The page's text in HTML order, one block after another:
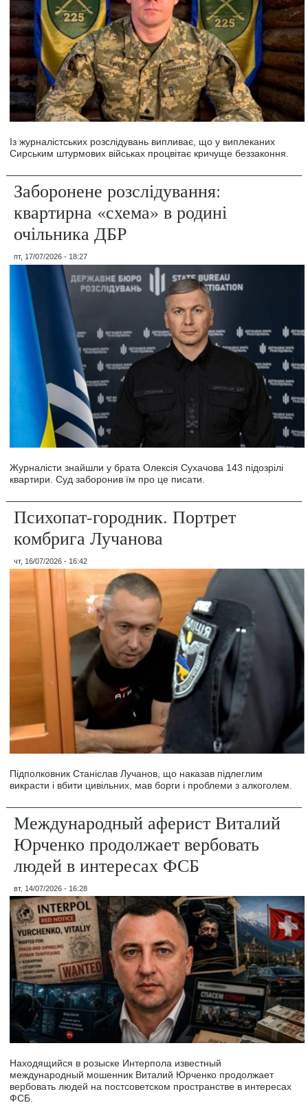
Із журналістських розслідувань випливає, що у виплеканих
Сирським штурмових військах процвітає кричуще беззаконня.
Заборонене розслідування:
квартирна «схема» в родині
очільника ДБР
пт, 17/07/2026 - 18:27
Журналісти знайшли у брата Олексія Сухачова 143 підозрілі
квартири. Суд заборонив їм про це писати.
Психопат-городник. Портрет
комбрига Лучанова
чт, 16/07/2026 - 16:42
Підполковник Станіслав Лучанов, що наказав підлеглим
викрасти і вбити цивільних, мав борги і проблеми з алкоголем.
Международный аферист Виталий
Юрченко продолжает вербовать
людей в интересах ФСБ
вт, 14/07/2026 - 16:28
Находящийся в розыске Интерпола известный
международный мошенник Виталий Юрченко продолжает
вербовать людей на постсоветском пространстве в интересах
ФСБ.